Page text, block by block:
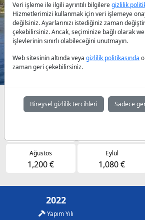
Previous
Müsaitlik durumuna göre günlük
Ağustos
1,200 €
Eylül
1,080 €
2022
Yapım Yılı
Veri işleme ile ilgili ayrıntılı bilgileregizlilik
Hizmetlerimizi kullanmak için veri işlemeye
değilsiniz. Ayarlarınızı istediğiniz zaman
çekebilirsiniz. Ancak, seçiminize bağlı olarak
işlevlerinin sınırlı olabileceğini unutmayın.
Web sitesinin altında veya gizlilik politikasında
zaman geri çekebilirsiniz.
Bireysel gizlilik tercihleri Sadece